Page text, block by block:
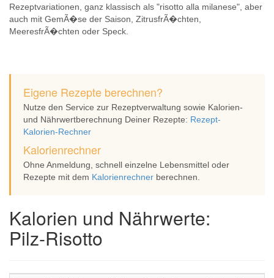
Rezeptvariationen, ganz klassisch als "risotto alla milanese", aber
auch mit GemÃ�se der Saison, ZitrusfrÃ�chten,
MeeresfrÃ�chten oder Speck.
Eigene Rezepte berechnen?
Nutze den Service zur Rezeptverwaltung sowie Kalorien-
und Nährwertberechnung Deiner Rezepte: Rezept-
Kalorien-Rechner
Kalorienrechner
Ohne Anmeldung, schnell einzelne Lebensmittel oder
Rezepte mit dem Kalorienrechner berechnen.
Kalorien und Nährwerte:
Pilz-Risotto